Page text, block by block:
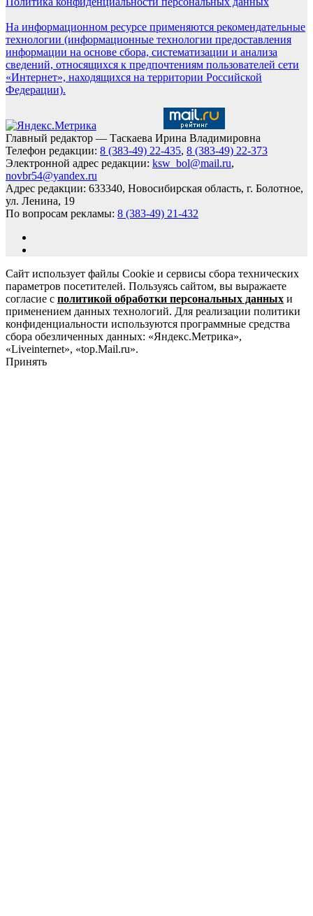
На информационном ресурсе применяются рекомендательные
технологии (информационные технологии предоставления
информации на основе сбора, систематизации и анализа
сведений, относящихся к предпочтениям пользователей сети
«Интернет», находящихся на территории Российской
Федерации).
Главный редактор — Таскаева Ирина Владимировна
Телефон редакции: 8 (383-49) 22-435, 8 (383-49) 22-373
Электронной адрес редакции: ksw_bol@mail.ru,
novbr54@yandex.ru
Адрес редакции: 633340, Новосибирская область, г. Болотное,
ул. Ленина, 19
По вопросам рекламы: 8 (383-49) 21-432
Сайт использует файлы Cookie и сервисы сбора технических
параметров посетителей. Пользуясь сайтом, вы выражаете
согласие с политикой обработки персональных данных и
применением данных технологий. Для реализации политики
конфиденциальности используются программные средства
сбора обезличенных данных: «Яндекс.Метрика»,
«Liveinternet», «top.Mail.ru».
Принять